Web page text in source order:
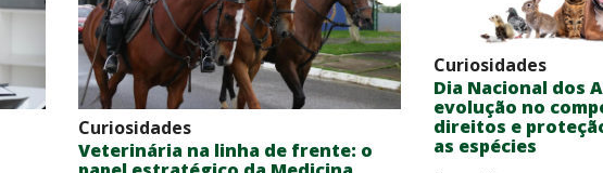
Curiosidades
Veterinária na linha de frente: o
Curiosidades
Dia Nacional dos
evolução no
direitos e
as espécies